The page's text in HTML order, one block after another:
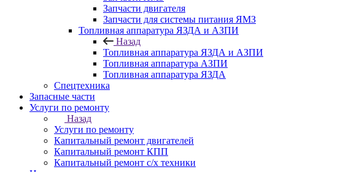
Запчасти двигателя
Запчасти для системы питания ЯМЗ
Топливная аппаратура ЯЗДА и АЗПИ
Назад
Топливная аппаратура ЯЗДА и АЗПИ
Топливная аппаратура АЗПИ
Топливная аппаратура ЯЗДА
Спецтехника
Запасные части
Услуги по ремонту
Назад
Услуги по ремонту
Капитальный ремонт двигателей
Капитальный ремонт КПП
Капитальный ремонт с/х техники